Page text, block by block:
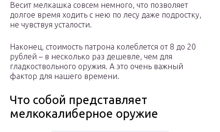
Весит мелкашка совсем немного, что позволяет
долгое время ходить с нею по лесу даже подростку,
не чувствуя усталости.
Наконец, стоимость патрона колеблется от 8 до 20
рублей – в несколько раз дешевле, чем для
гладкоствольного оружия. А это очень важный
фактор для нашего времени.
Что собой представляет
мелкокалиберное оружие